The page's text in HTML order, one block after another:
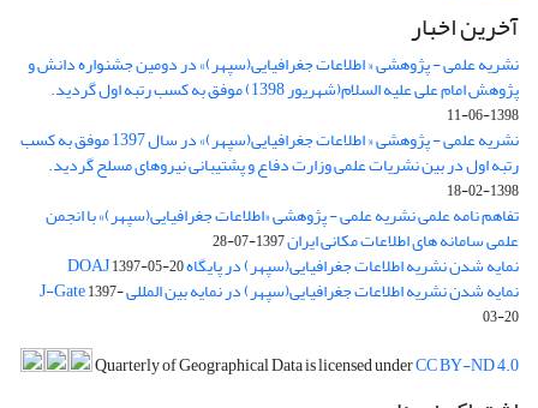
آخرین اخبار
نشریه علمی - پژوهشی « اطلاعات جغرافیایی(سپهر)» در دومین جشنواره دانش و
پژوهش امام علی علیه السلام(شهریور 1398) موفق به کسب رتبه اول گردید.
1398-06-11
نشریه علمی - پژوهشی « اطلاعات جغرافیایی(سپهر)» در سال 1397 موفق به کسب
رتبه اول در بین نشریات علمی وزارت دفاع و پشتیبانی نیروهای مسلح گردید.
1398-02-18
تفاهم نامه علمی نشریه علمی - پژوهشی «اطلاعات جغرافیایی(سپهر)» با انجمن
علمی سامانه های اطلاعات مکانی ایران1397-07-28
نمایه شدن نشریه اطلاعات جغرافیایی(سپهر) در پایگاه DOAJ1397-05-20
نمایه شدن نشریه اطلاعات جغرافیایی(سپهر) در نمایه بین المللی J-Gate1397-
03-20
Quarterly of Geographical Data is licensed underCC BY-ND 4.0